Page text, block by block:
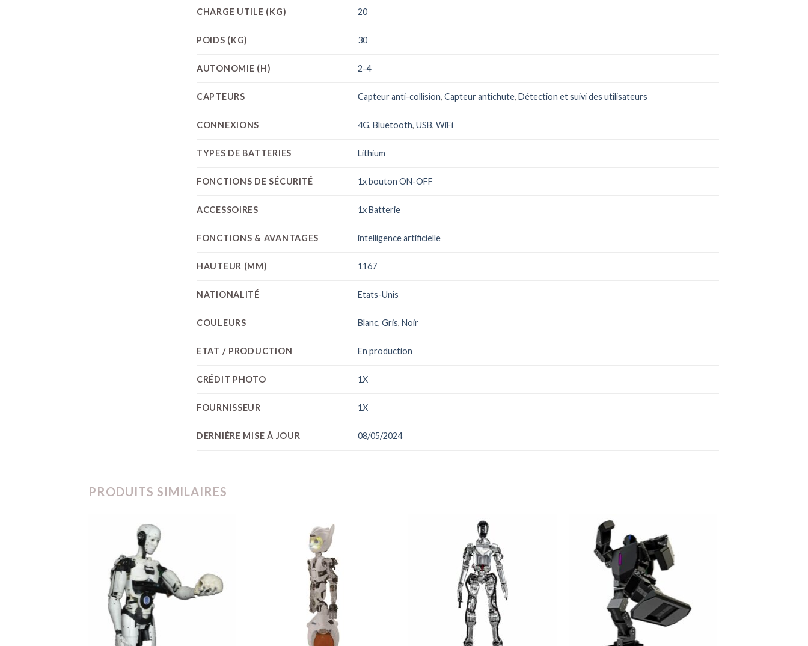
CHARGE UTILE (KG) 20
POIDS (KG) 30
AUTONOMIE (H) 2-4
CAPTEURS Capteur anti-collision,Capteur antichute,Détection et suivi des utilisateurs
CONNEXIONS 4G,Bluetooth,USB,WiFi
TYPES DE BATTERIES Lithium
FONCTIONS DE SÉCURITÉ 1x bouton ON-OFF
ACCESSOIRES 1x Batterie
FONCTIONS & AVANTAGES intelligence artificielle
HAUTEUR (MM) 1167
NATIONALITÉ Etats-Unis
COULEURS Blanc,Gris,Noir
ETAT / PRODUCTION En production
CRÉDIT PHOTO 1X
FOURNISSEUR 1X
DERNIÈRE MISE À JOUR 08/05/2024
PRODUITS SIMILAIRES